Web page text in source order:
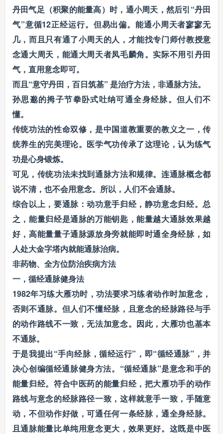
丹田气足（积聚的能量高）时，通小周天，然后引“丹田
气”意循12正经运行。但易出偏。能通小周天者寥寥无
几，而且只有通了小周天的人，才能找专门师付教授意
念通大周天，能通大周天者凤毛麟角。实际不用引丹田
气，直用意念即可。
而且“意守丹田，百日筑基” 是治疗方法，非通脉方法。
孙思邈的拇子节拳卧式吐纳可通全身经脉。但人们不
懂。
传统功法的性命双修，是中国道教重要的教义之一，传
统养生的完美理论。医学气功传承了这理论，认为练气
功是心身锻炼。
可见，传统功法未找到通脉方法和规律。连通脉概念都
说不清，也不会用意念。所以，人们不会通脉。
综合以上，要通脉：动功意手归经，静功意念归经。总
之，能量归经是通脉的万能钥匙，能量越大通脉效果越
好，高能量量子通脉源放身旁就能即时通全身经脉，如
人处大金字塔内就能通脉治病。
非药物、全方位防治疾病方法
一，循经通脉健身法
1982年习练大雁功时，功法要求习练者动作时加意念，
否则不通脉。但人们不懂经脉，且意念的经脉路径与手
的动作路线不一致，无法加意念。因此，大雁功也基本
不通脉。
于是我提出“手向经脉，循经运行”，即“循经通脉”，并
决心创编循经通脉健身方法。“循经通脉”是意念和手的
能量归经。符合中医药的能量归经，把大雁功手的动作
路线与意念的经脉路径一致，这样就意手一致，手随意
动，不但动作好做，可通任何一条经脉，通全身经脉。
且通脉能量比单纯用意念更大，效果更好。这既是中医